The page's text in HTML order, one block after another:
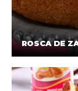
ROSCA DE